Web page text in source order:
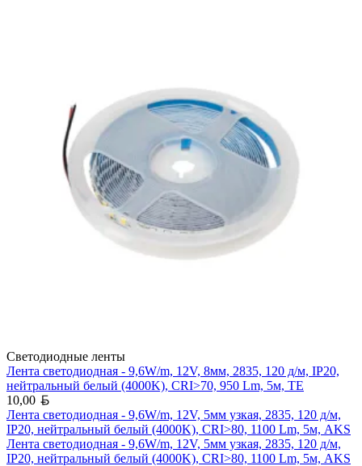
Светодиодные ленты
Лента светодиодная - 9,6W/m, 12V, 8мм, 2835, 120 д/м, IP20,
нейтральный белый (4000K), CRI>70, 950 Lm, 5м, TE
10,00
Лента светодиодная - 9,6W/m, 12V, 5мм узкая, 2835, 120 д/м,
IP20, нейтральный белый (4000K), CRI>80, 1100 Lm, 5м, AKS
Лента светодиодная - 9,6W/m, 12V, 5мм узкая, 2835, 120 д/м,
IP20, нейтральный белый (4000K), CRI>80, 1100 Lm, 5м, AKS